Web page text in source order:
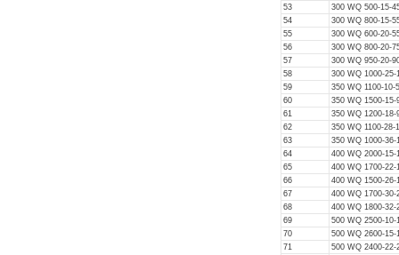
53
300 WQ 500-15-
54
300 WQ 800-15-
55
300 WQ 600-20-
56
300 WQ 800-20-
57
300 WQ 950-20-
58
300 WQ 1000-25-
59
350 WQ 1100-10-
60
350 WQ 1500-15-
61
350 WQ 1200-18-
62
350 WQ 1100-28-
63
350 WQ 1000-36-
64
400 WQ 2000-15-
65
400 WQ 1700-22-
66
400 WQ 1500-26-
67
400 WQ 1700-30-
68
400 WQ 1800-32-
69
500 WQ 2500-10-
70
500 WQ 2600-15-
71
500 WQ 2400-22-